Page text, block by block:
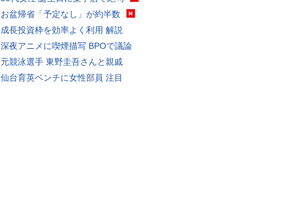
お盆帰省「予定なし」が約半数
成長投資枠を効率よく利用 解説
深夜アニメに喫煙描写 BPOで議論
元競泳選手 東野圭吾さんと親戚
仙台育英ベンチに女性部員 注目